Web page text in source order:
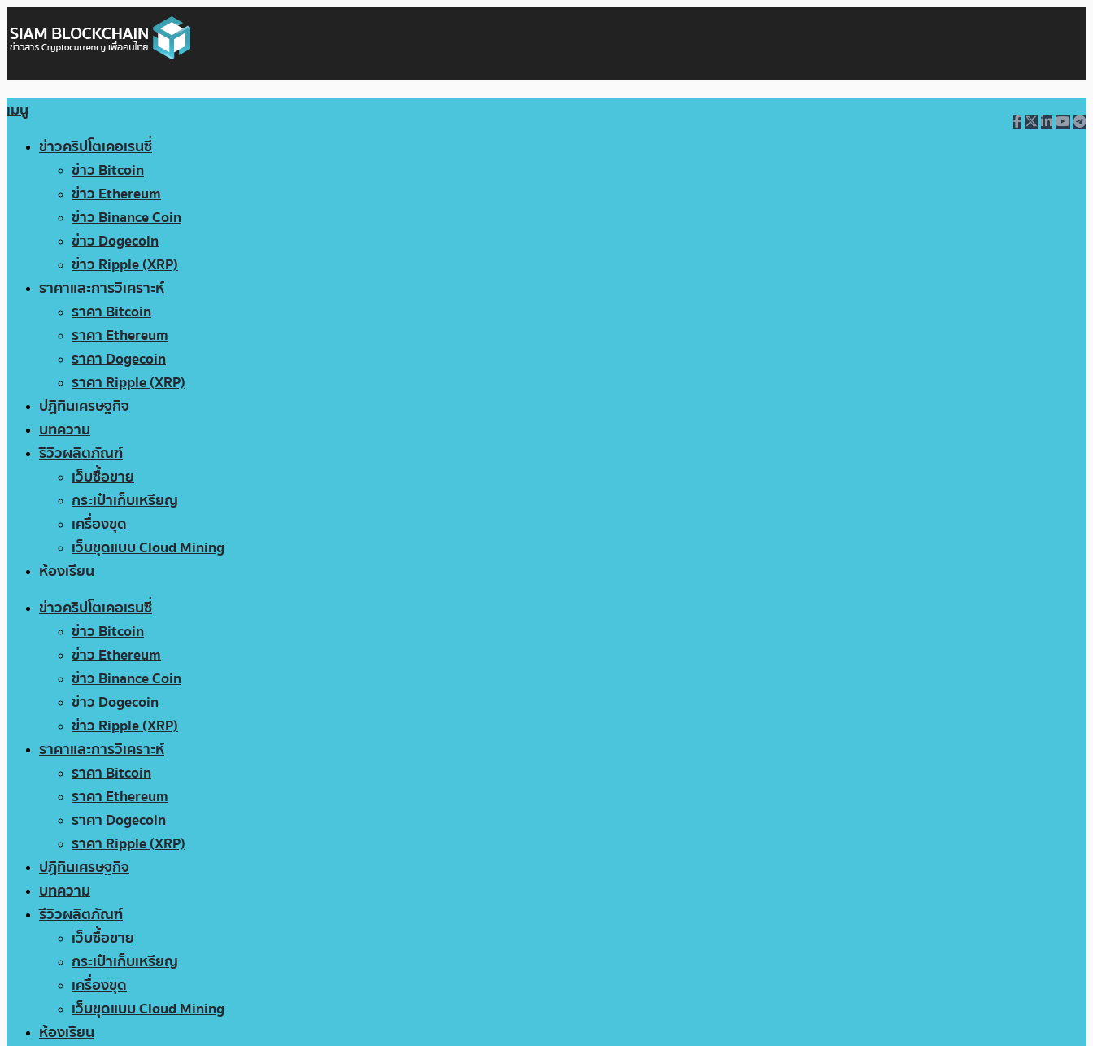
เมนู
ข่าวคริปโตเคอเรนซี่
ข่าว Bitcoin
ข่าว Ethereum
ข่าว Binance Coin
ข่าว Dogecoin
ข่าว Ripple (XRP)
ราคาและการวิเคราะห์
ราคา Bitcoin
ราคา Ethereum
ราคา Dogecoin
ราคา Ripple (XRP)
ปฏิทินเศรษฐกิจ
บทความ
รีวิวผลิตภัณฑ์
เว็บซื้อขาย
กระเป๋าเก็บเหรียญ
เครื่องขุด
เว็บขุดแบบ Cloud Mining
ห้องเรียน
ข่าวคริปโตเคอเรนซี่
ข่าว Bitcoin
ข่าว Ethereum
ข่าว Binance Coin
ข่าว Dogecoin
ข่าว Ripple (XRP)
ราคาและการวิเคราะห์
ราคา Bitcoin
ราคา Ethereum
ราคา Dogecoin
ราคา Ripple (XRP)
ปฏิทินเศรษฐกิจ
บทความ
รีวิวผลิตภัณฑ์
เว็บซื้อขาย
กระเป๋าเก็บเหรียญ
เครื่องขุด
เว็บขุดแบบ Cloud Mining
ห้องเรียน